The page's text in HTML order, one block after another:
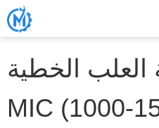
العلب الخطية
MIC (1000-